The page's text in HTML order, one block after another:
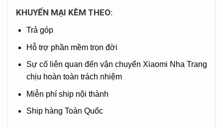
KHUYẾN MẠI KÈM THEO:
Trả góp
Hỗ trợ phần mềm trọn đời
Sự cố liên quan đến vận chuyển Xiaomi Nha Trang
chịu hoàn toàn trách nhiệm
Miễn phí ship nội thành
Ship hàng Toàn Quốc